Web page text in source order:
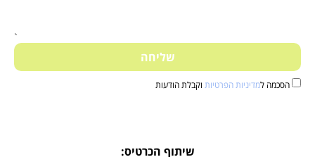
הסכמה למדיניות הפרטיות וקבלת הודעות
שליחה
שיתוף הכרטיס: